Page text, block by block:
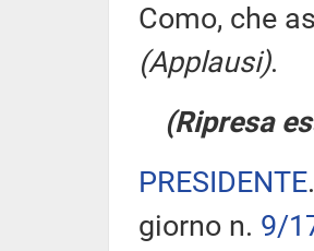
Como, che
(Applausi).
(Ripresa
PRESIDENTE
giorno n. 9/